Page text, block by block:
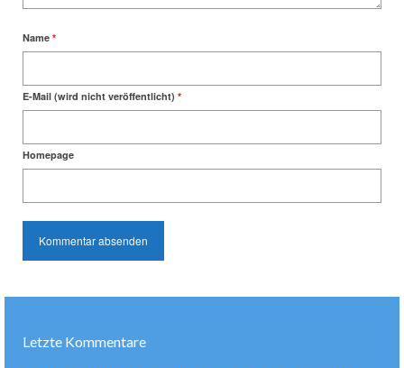
Name *
E-Mail (wird nicht veröffentlicht) *
Homepage
Letzte Kommentare